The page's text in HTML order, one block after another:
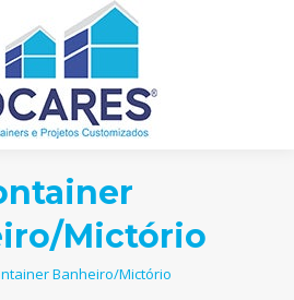
Mictório
Banheiro/Mictório